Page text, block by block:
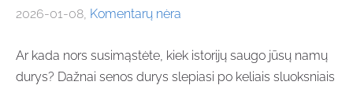
2026-01-08, Komentarų nėra
Ar kada nors susimąstėte, kiek istorijų saugo jūsų namų
durys? Dažnai senos durys slepiasi po keliais sluoksniais